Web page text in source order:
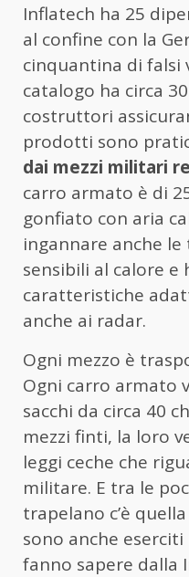
Inflatech ha 25
al confine con la
cinquantina di falsi
catalogo ha circa
costruttori
prodotti sono
dai mezzi militari
carro armato è di
gonfiato con aria
ingannare anche
sensibili al calore e
caratteristiche
anche ai radar.
Ogni mezzo è
Ogni carro armato
sacchi da circa 40
mezzi finti, la loro
leggi ceche che
militare. E tra le
trapelano c’è
sono anche
fanno sapere dalla